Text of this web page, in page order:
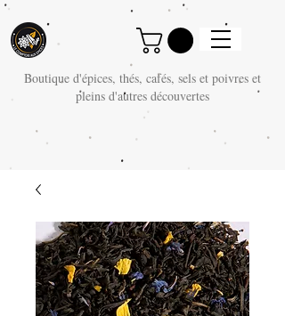
Boutique d'épices, thés, cafés, sels et poivres et
pleins d'autres découvertes